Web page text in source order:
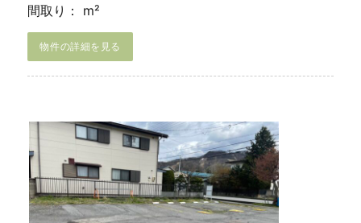
間取り： m²
物件の詳細を見る